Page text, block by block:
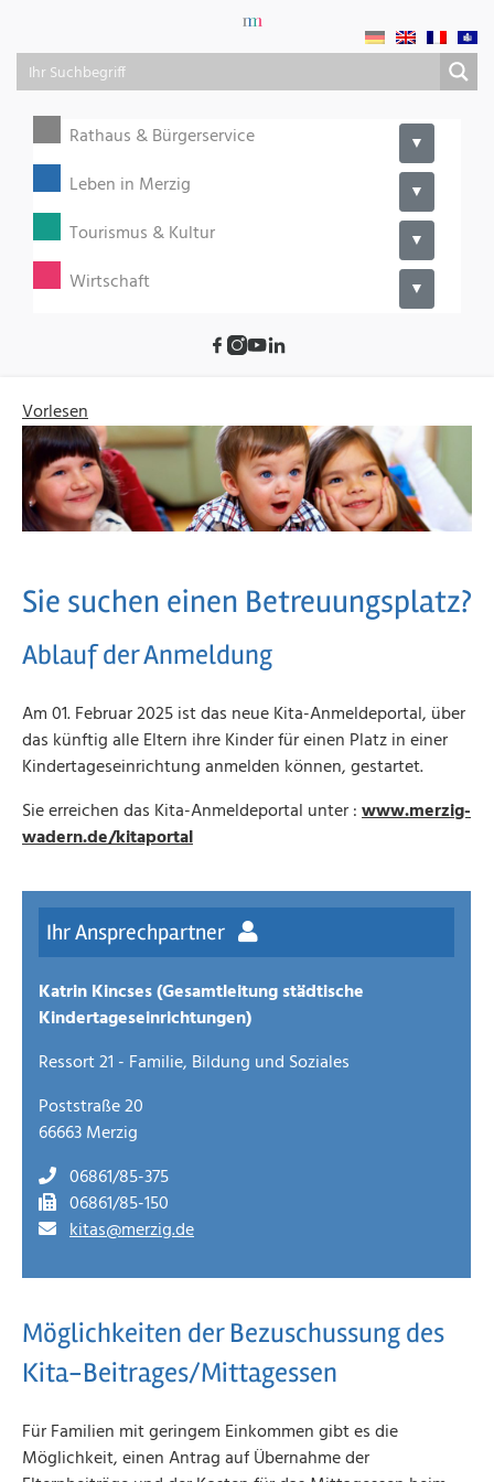
Rathaus & Bürgerservice ▼
Leben in Merzig ▼
Tourismus & Kultur ▼
Wirtschaft ▼
Vorlesen
Sie suchen einen Betreuungsplatz?
Ablauf der Anmeldung
Am 01. Februar 2025 ist das neue Kita-Anmeldeportal, über
das künftig alle Eltern ihre Kinder für einen Platz in einer
Kindertageseinrichtung anmelden können, gestartet.
Sie erreichen das Kita-Anmeldeportal unter :www.merzig-
wadern.de/kitaportal
Ihr Ansprechpartner
Katrin Kincses (Gesamtleitung städtische
Kindertageseinrichtungen)
Ressort 21 - Familie, Bildung und Soziales
Poststraße 20
66663 Merzig
06861/85-375
06861/85-150
kitas@merzig.de
Möglichkeiten der Bezuschussung des
Kita-Beitrages/Mittagessen
Für Familien mit geringem Einkommen gibt es die
Möglichkeit, einen Antrag auf Übernahme der